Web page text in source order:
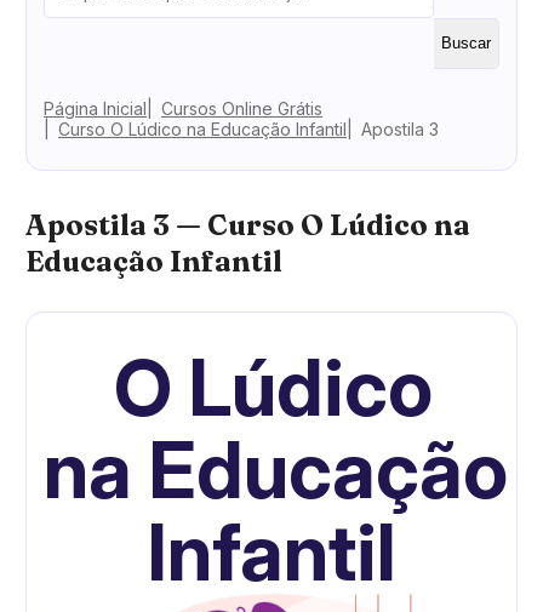
Buscar
Página Inicial
Cursos Online Grátis
Curso O Lúdico na Educação Infantil
Apostila 3
Apostila 3 — Curso O Lúdico na
Educação Infantil
O Lúdico
na Educação
Infantil